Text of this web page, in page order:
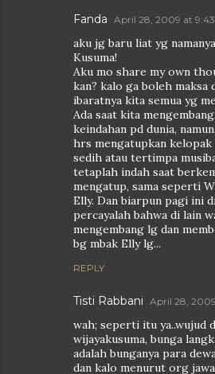
Fanda April 28, 2009 at
aku jg baru liat yg
Kusuma!
Aku mo share my own
kan? kalo ga boleh maksa
ibaratnya kita semua yg
Ada saat kita
keindahan pd dunia,
hrs mengatupkan
sedih atau tertimpa
tetaplah indah saat
mengatup, sama seperti
Elly. Dan biarpun pagi ini
percayalah bahwa di lain
mengembang lg dan
bg mbak Elly lg...
REPLY
Tisti Rabbani April 28, 2009
wah; seperti itu ya..wujud
wijayakusuma, bunga
adalah bunganya para
dan kalo menurut org